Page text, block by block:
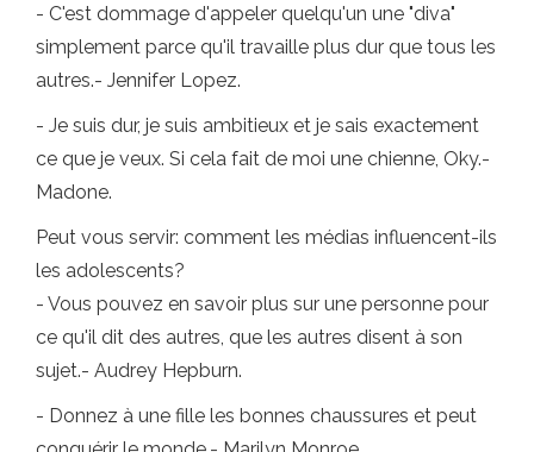
- C'est dommage d'appeler quelqu'un une "diva"
simplement parce qu'il travaille plus dur que tous les
autres.- Jennifer Lopez.
- Je suis dur, je suis ambitieux et je sais exactement
ce que je veux. Si cela fait de moi une chienne, Oky.-
Madone.
Peut vous servir: comment les médias influencent-ils
les adolescents?
- Vous pouvez en savoir plus sur une personne pour
ce qu'il dit des autres, que les autres disent à son
sujet.- Audrey Hepburn.
- Donnez à une fille les bonnes chaussures et peut